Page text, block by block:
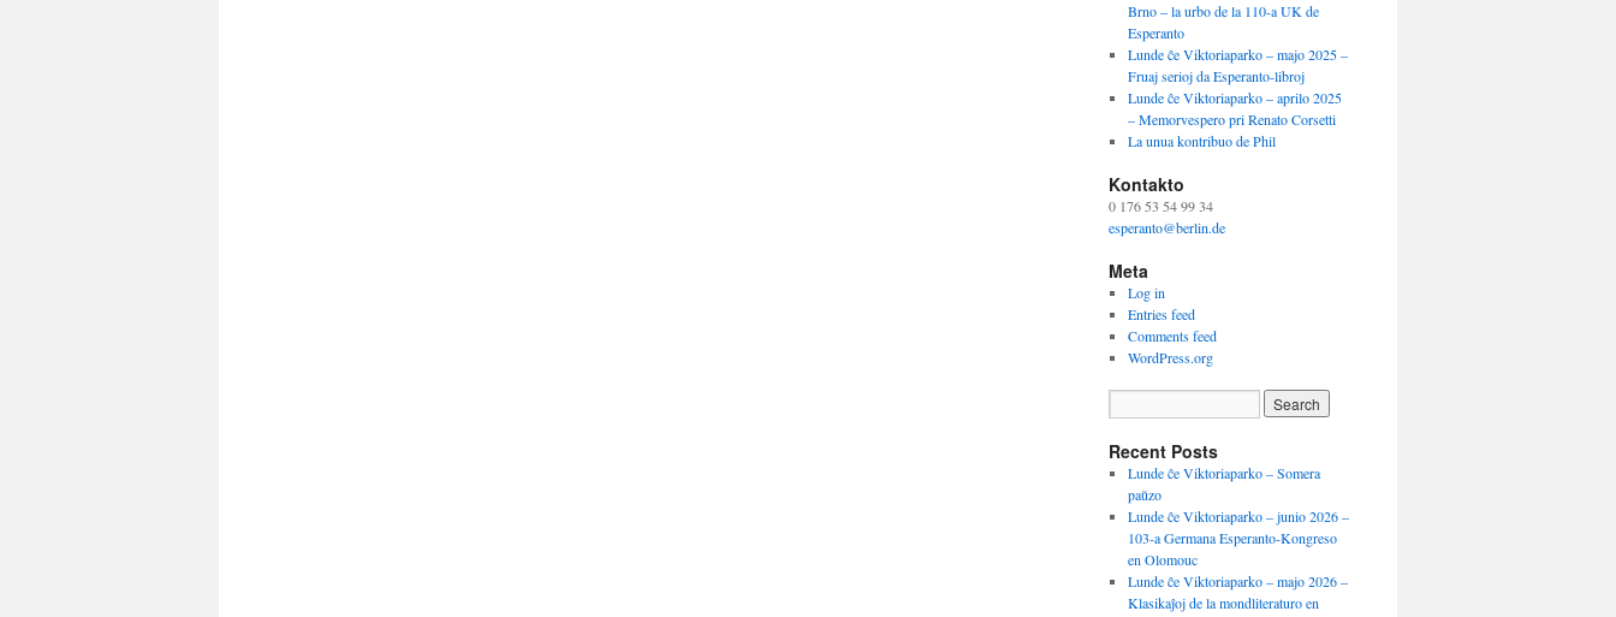
Brno – la urbo de la 110-a UK de
Esperanto
Lunde ĉe Viktoriaparko – majo 2025 –
Fruaj serioj da Esperanto-libroj
Lunde ĉe Viktoriaparko – aprilo 2025
– Memorvespero pri Renato Corsetti
La unua kontribuo de Phil
Kontakto
0 176 53 54 99 34
esperanto@berlin.de
Meta
Log in
Entries feed
Comments feed
WordPress.org
Recent Posts
Lunde ĉe Viktoriaparko – Somera
paŭzo
Lunde ĉe Viktoriaparko – junio 2026 –
103-a Germana Esperanto-Kongreso
en Olomouc
Lunde ĉe Viktoriaparko – majo 2026 –
Klasikaĵoj de la mondliteraturo en